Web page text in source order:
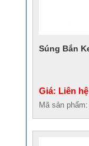
Súng Bắn
Giá: Liên hệ
Mã sản phẩm: